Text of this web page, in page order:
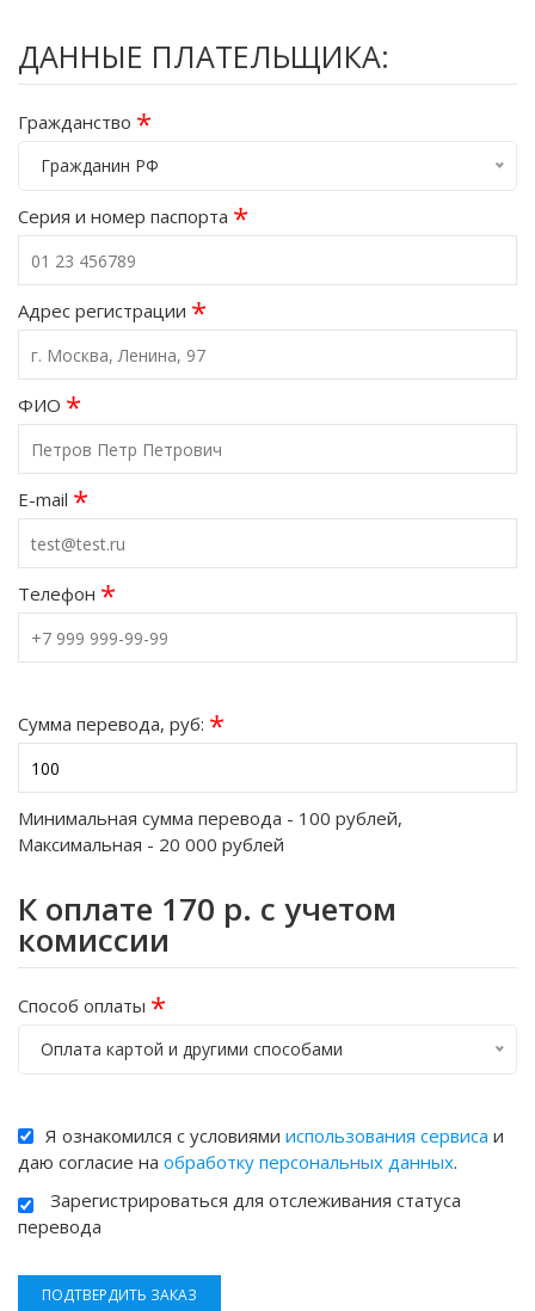
ДАННЫЕ ПЛАТЕЛЬЩИКА:
Гражданство *
Гражданин РФ
Серия и номер паспорта *
Адрес регистрации *
ФИО *
E-mail *
Телефон *
Сумма перевода, руб: *
Минимальная сумма перевода - 100 рублей,
Максимальная - 20 000 рублей
К оплате 170 р. с учетом
комиссии
Способ оплаты *
Оплата картой и другими способами
Я ознакомился с условиями использования сервиса и
даю согласие на обработку персональных данных.
Зарегистрироваться для отслеживания статуса
перевода
ПОДТВЕРДИТЬ ЗАКАЗ